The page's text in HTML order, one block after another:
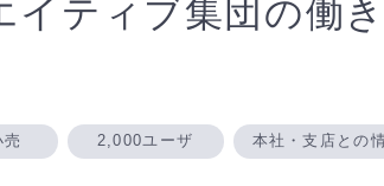
イティブ集団の働
2,000ユーザ 本社・支店との